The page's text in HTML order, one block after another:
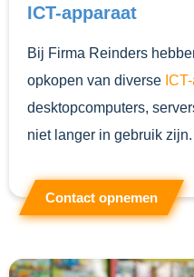
ICT-apparaat
Bij Firma Reinders
opkopen van diverse
desktopcomputers,
niet langer in gebruik zijn.
Contact opnemen